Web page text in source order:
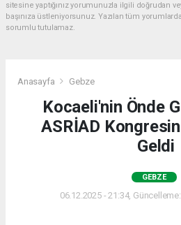
sitesine yaptığınız yorumunuzla ilgili doğrudan
başınıza üstleniyorsunuz. Yazılan tüm
sorumlu tutulamaz.
Anasayfa Gebze
Kocaeli'nin Önde
ASRİAD
Geldi
GEBZE
06.12.2025 - 21:34,